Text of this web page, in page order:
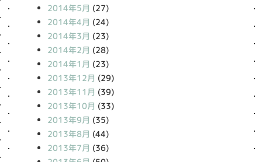
2014年5月 (27)
2014年4月 (24)
2014年3月 (23)
2014年2月 (28)
2014年1月 (23)
2013年12月 (29)
2013年11月 (39)
2013年10月 (33)
2013年9月 (35)
2013年8月 (44)
2013年7月 (36)